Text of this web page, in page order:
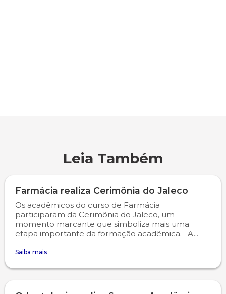
Leia Também
Farmácia realiza Cerimônia do Jaleco
Os acadêmicos do curso de Farmácia
participaram da Cerimônia do Jaleco, um
momento marcante que simboliza mais uma
etapa importante da formação acadêmica. A...
Saiba mais